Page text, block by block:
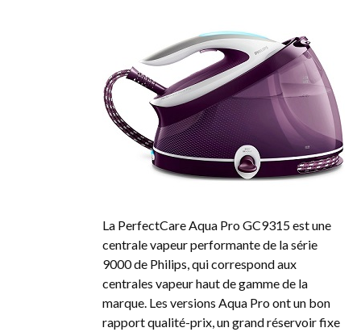
La PerfectCare Aqua Pro GC9315 est une
centrale vapeur performante de la série
9000 de Philips, qui correspond aux
centrales vapeur haut de gamme de la
marque. Les versions Aqua Pro ont un bon
rapport qualité-prix, un grand réservoir fixe